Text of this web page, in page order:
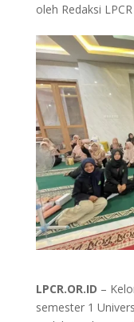
oleh Redaksi LPCR
LPCR.OR.ID –
semester 1